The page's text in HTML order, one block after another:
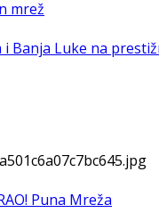
mrež
Puna Mreža